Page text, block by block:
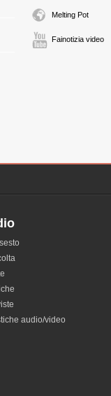
Melting Pot
Fainotizia video
audio/video